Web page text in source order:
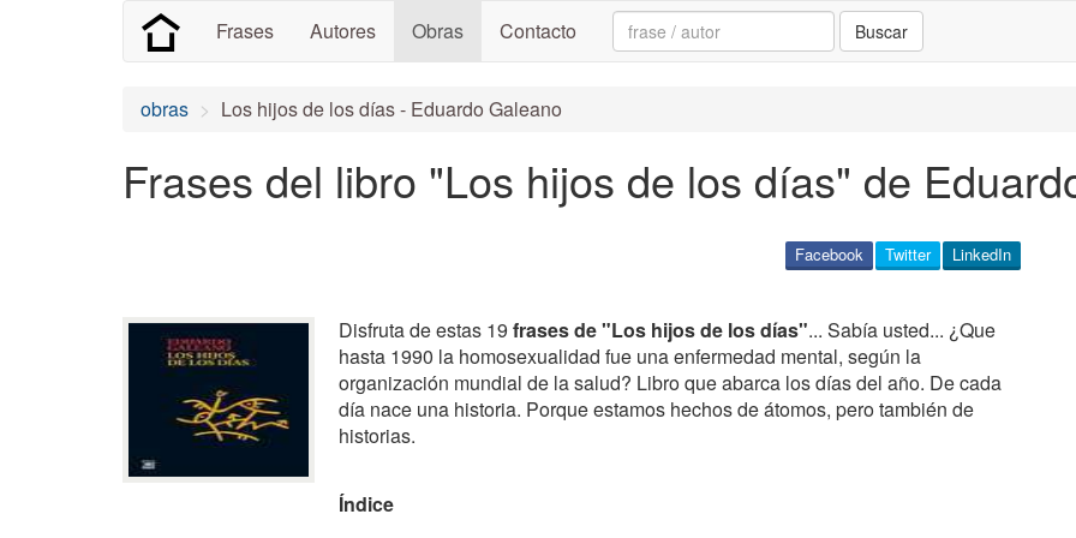
Frases Autores Obras Contacto Search: Buscar
obras Los hijos de los días - Eduardo Galeano
Frases del libro "Los hijos de los días" de
LinkedIn
Twitter
Facebook
Disfruta de estas 19 frases de "Los hijos de los días"... Sabía usted... ¿Que
hasta 1990 la homosexualidad fue una enfermedad mental, según la
organización mundial de la salud? Libro que abarca los días del año. De cada
día nace una historia. Porque estamos hechos de átomos, pero también de
historias.
Índice